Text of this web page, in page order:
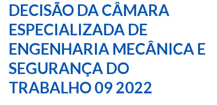
DECISÃO DA CÂMARA
ESPECIALIZADA DE
ENGENHARIA MECÂNICA E
SEGURANÇA DO
TRABALHO 09 2022